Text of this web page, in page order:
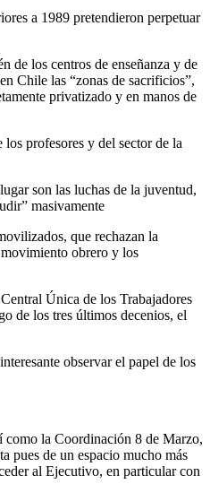
a 1989 pretendieron perpetuar
de los centros de enseñanza y de
Chile las “zonas de sacrificios”,
privatizado y en manos de
profesores y del sector de la
son las luchas de la juventud,
masivamente
que rechazan la
movimiento obrero y los
Única de los Trabajadores
de los tres últimos decenios, el
observar el papel de los
como la Coordinación 8 de Marzo,
pues de un espacio mucho más
al Ejecutivo, en particular con